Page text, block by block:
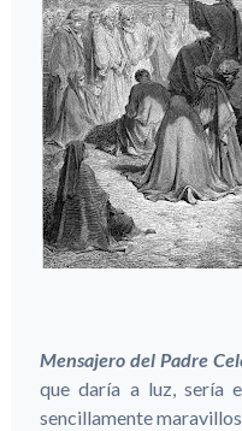
Mensajero del Padre
que daría a luz, sería
sencillamente